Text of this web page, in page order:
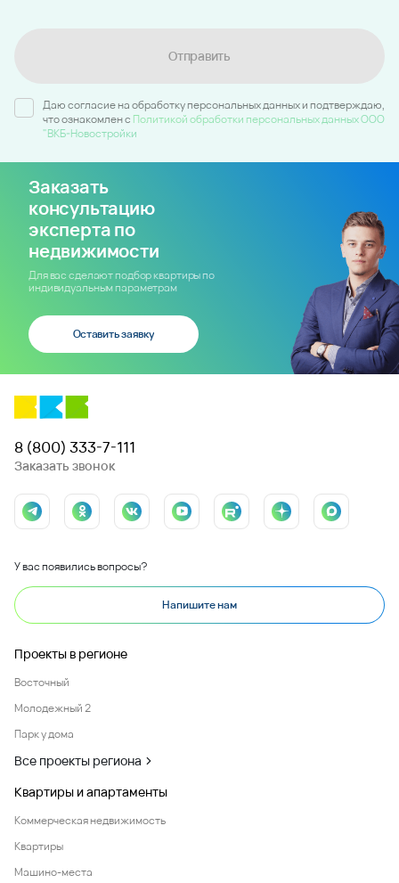
Отправить
Даю согласие на обработку персональных данных и подтверждаю,
что ознакомлен c Политикой обработки персональных данных ООО
"ВКБ-Новостройки
Заказать
консультацию
эксперта по
недвижимости
Для вас сделают подбор квартиры по
индивидуальным параметрам
Оставить заявку
8 (800) 333-7-111
Заказать звонок
У вас появились вопросы?
Напишите нам
Проекты в регионе
Восточный
Молодежный 2
Парк у дома
Все проекты региона
Квартиры и апартаменты
Коммерческая недвижимость
Квартиры
Машино-места